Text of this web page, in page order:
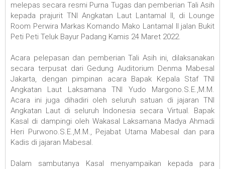
melepas secara resmi Purna Tugas dan pemberian Tali Asih
kepada prajurit TNI Angkatan Laut Lantamal II, di Lounge
Room Perwira Markas Komando Mako Lantamal II jalan Bukit
Peti Peti Teluk Bayur Padang Kamis 24 Maret 2022.
Acara pelepasan dan pemberian Tali Asih ini, dilaksanakan
secara terpusat dari Gedung Auditorium Denma Mabesal
Jakarta, dengan pimpinan acara Bapak Kepala Staf TNI
Angkatan Laut Laksamana TNI Yudo Margono.S.E.,M.M.
Acara ini juga dihadiri oleh seluruh satuan di jajaran TNI
Angkatan Laut di seluruh Indonesia secara Virtual. Bapak
Kasal di dampingi oleh Wakasal Laksamana Madya Ahmadi
Heri Purwono.S.E.,M.M., Pejabat Utama Mabesal dan para
Kadis di jajaran Mabesal.
Dalam sambutanya Kasal menyampaikan kepada para